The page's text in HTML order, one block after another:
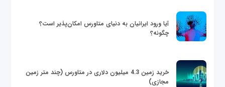
آیا ورود ایرانیان به دنیای متاورس امکان‌پذیر است؟
چگونه؟
خرید زمین 4.3 میلیون دلاری در متاورس (چند متر زمین
مجازی)